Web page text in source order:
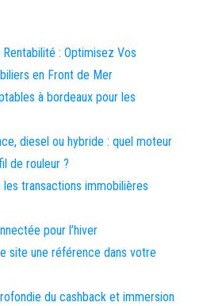
: Optimisez Vos
en Front de Mer
à bordeaux pour les
diesel ou hybride : quel moteur
de rouleur ?
les transactions immobilières
pour l’hiver
site une référence dans votre
du cashback et immersion